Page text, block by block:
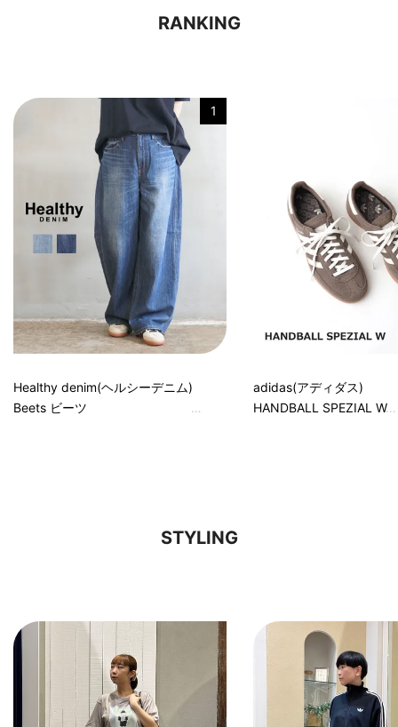
RANKING
1
Healthy denim(ヘルシーデニム)
Beets ビーツ
adidas(アディダス)
HANDBALL SPEZIAL W
STYLING